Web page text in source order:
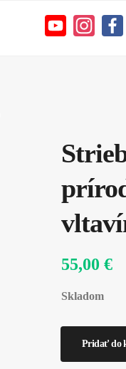
55,00 €
Skladom